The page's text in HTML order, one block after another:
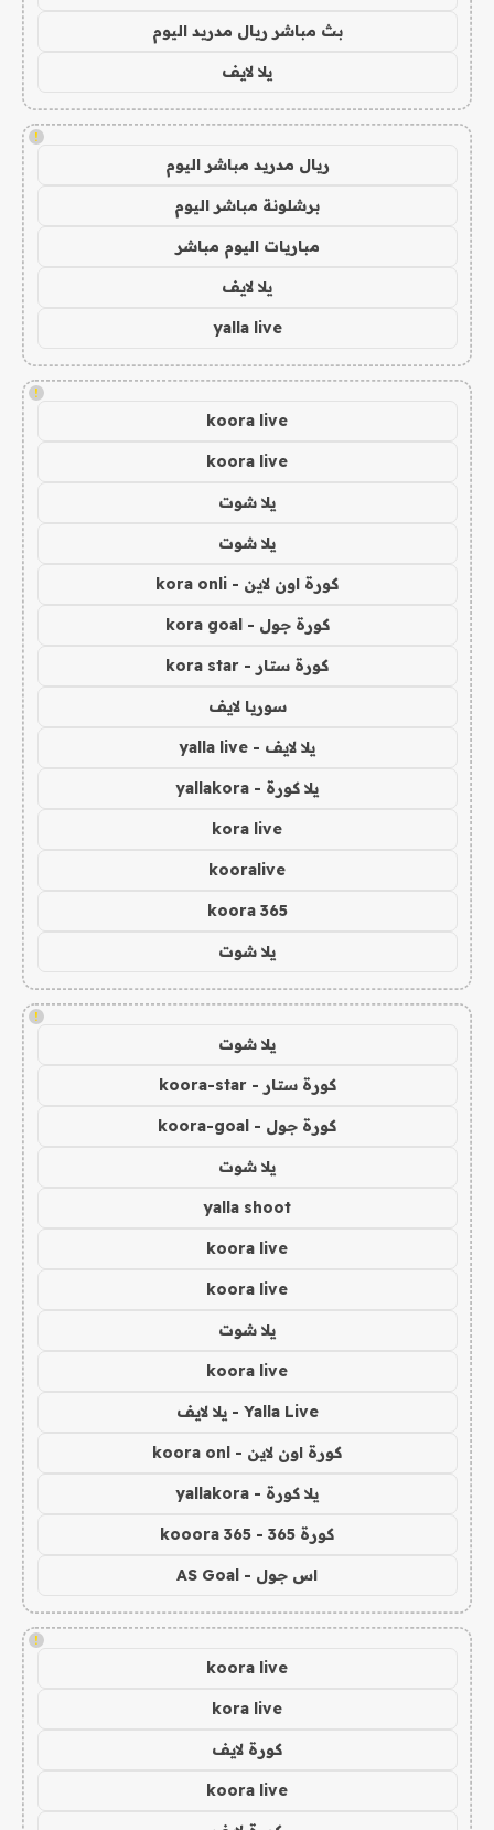
بث مباشر ريال مدريد اليوم
يلا لايف
!
ريال مدريد مباشر اليوم
برشلونة مباشر اليوم
مباريات اليوم مباشر
يلا لايف
yalla live
!
koora live
koora live
يلا شوت
يلا شوت
كورة اون لاين - kora onli
كورة جول - kora goal
كورة ستار - kora star
سوريا لايف
يلا لايف - yalla live
يلا كورة - yallakora
kora live
kooralive
koora 365
يلا شوت
!
يلا شوت
كورة ستار - koora-star
كورة جول - koora-goal
يلا شوت
yalla shoot
koora live
koora live
يلا شوت
koora live
Yalla Live - يلا لايف
كورة اون لاين - koora onl
يلا كورة - yallakora
كورة 365 - kooora 365
اس جول - AS Goal
!
koora live
kora live
كورة لايف
koora live